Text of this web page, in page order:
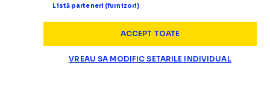
FIFA, MESAJ FURIOS Acuză că existăo conspirație
Listă parteneri (furnizori)
ACCEPT TOATE
VREAU SA MODIFIC SETARILE INDIVIDUAL